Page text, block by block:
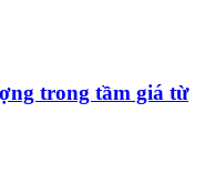
trong tầm giá từ